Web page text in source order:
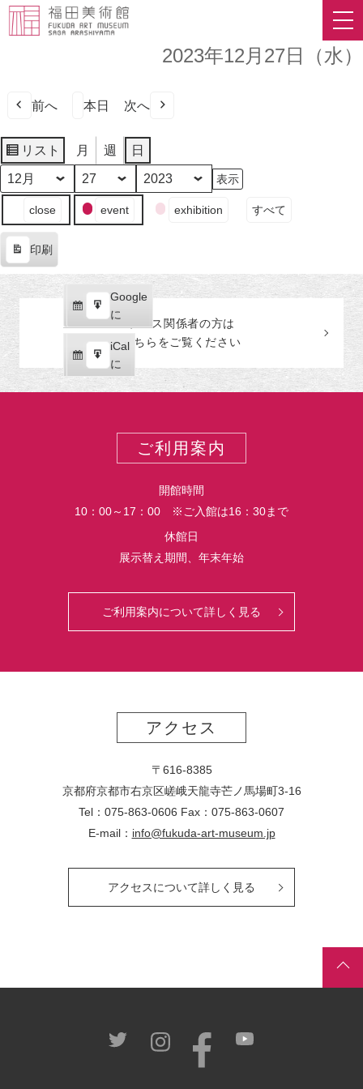
2023年12月27日（水）
前へ 本日 次へ
リスト
表
示
月 週 日
月
日
年
ン
の
カ
テ
ゴ
close event exhibition すべて
印刷
示
Google
で
購
読
iCal
で
購
読
Google
に
エ
ク
ス
ポ
iCal
に
エ
ク
プレス関係者の方は
こちらをご覧ください
ご利用案内
開館時間
10：00～17：00 ※ご入館は16：30まで
休館日
展示替え期間、年末年始
ご利用案内について詳しく見る
アクセス
〒616-8385
京都府京都市右京区嵯峨天龍寺芒ノ馬場町3-16
Tel：075-863-0606 Fax：075-863-0607
E-mail： info@fukuda-art-museum.jp
アクセスについて詳しく見る